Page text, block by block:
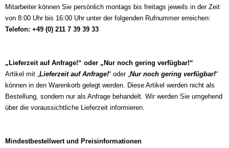
Mitarbeiter können Sie persönlich montags bis freitags jeweils in der Zeit
von 8:00 Uhr bis 16:00 Uhr unter der folgenden Rufnummer erreichen:
Telefon: +49 (0) 211 7 39 39 33
„Lieferzeit auf Anfrage!“ oder „Nur noch gering verfügbar!“
Artikel mit „Lieferzeit auf Anfrage!“ oder „Nur noch gering verfügbar!“
können in den Warenkorb gelegt werden. Diese Artikel werden nicht als
Bestellung, sondern nur als Anfrage behandelt. Wir werden Sie umgehend
über die voraussichtliche Lieferzeit informieren.
Mindestbestellwert und Preisinformationen